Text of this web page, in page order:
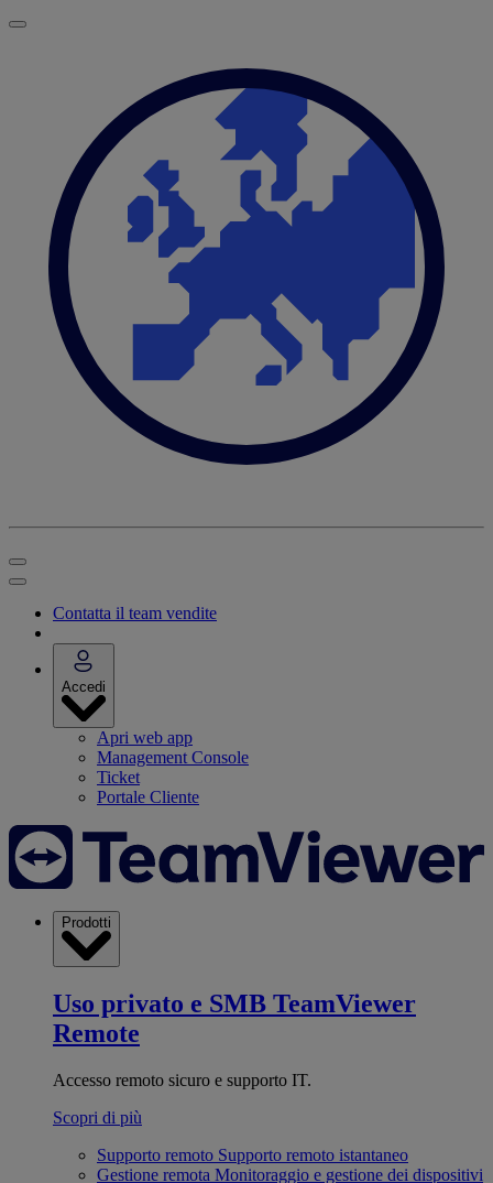
Contatta il team vendite
Accedi
Apri web app
Management Console
Ticket
Portale Cliente
Prodotti
Uso privato e SMB TeamViewer
Remote
Accesso remoto sicuro e supporto IT.
Scopri di più
Supporto remoto Supporto remoto istantaneo
Gestione remota Monitoraggio e gestione dei dispositivi